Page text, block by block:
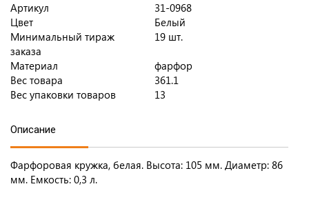
Артикул
31-0968
Цвет
Белый
Минимальный тираж
заказа
19 шт.
Материал
фарфор
Вес товара
361.1
Вес упаковки товаров
13
Описание
Фарфоровая кружка, белая. Высота: 105 мм. Диаметр: 86
мм. Емкость: 0,3 л.